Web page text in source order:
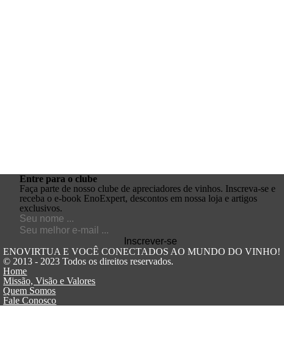
Entre para oclube
Faça parte de nosso clube de apreciadores de vinhos. Inscreva-se e
receba o e-book EnoExpert, descontos em nossa loja e artigos
exclusivos.
ENOVIRTUA E VOCÊ CONECTADOS AO MUNDO DO VINHO!
© 2013 - 2023 Todos os direitos reservados.
Home
Missão, Visão e Valores
Quem Somos
Fale Conosco